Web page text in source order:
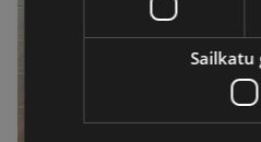
Sailkatu